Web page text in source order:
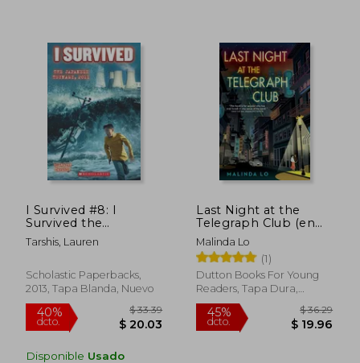
40%
dcto. $ 24.52
45%
dcto.
I Survived #8: I
Survived the
Japanese Tsunami,
2011 (en Inglés)
Tarshis, Lauren
Scholastic Paperbacks,
2013, Tapa Blanda, Nuevo
Disponible Usado
Last Night at the
Telegraph Club (en
Inglés)
Malinda Lo
(1)
Dutton Books For Young
Readers, Tapa Dura,
Nuevo